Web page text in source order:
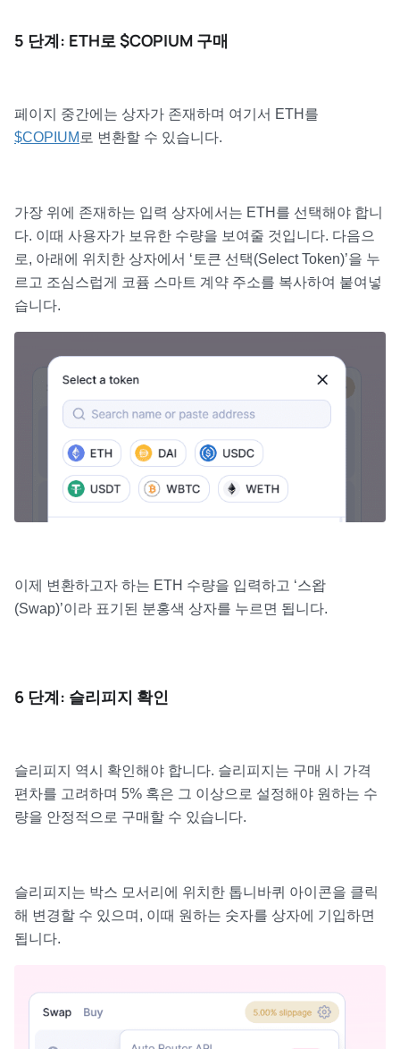
5 단계: ETH로 $COPIUM 구매
페이지 중간에는 상자가 존재하며 여기서 ETH를
$COPIUM 로 변환할 수 있습니다.
가장 위에 존재하는 입력 상자에서는 ETH를 선택해야 합니
다. 이때 사용자가 보유한 수량을 보여줄 것입니다. 다음으
로, 아래에 위치한 상자에서 ‘토큰 선택(Select Token)’을 누
르고 조심스럽게 코퓸 스마트 계약 주소를 복사하여 붙여넣
습니다.
이제 변환하고자 하는 ETH 수량을 입력하고 ‘스왑
(Swap)’이라 표기된 분홍색 상자를 누르면 됩니다.
6 단계: 슬리피지 확인
슬리피지 역시 확인해야 합니다. 슬리피지는 구매 시 가격
편차를 고려하며 5% 혹은 그 이상으로 설정해야 원하는 수
량을 안정적으로 구매할 수 있습니다.
슬리피지는 박스 모서리에 위치한 톱니바퀴 아이콘을 클릭
해 변경할 수 있으며, 이때 원하는 숫자를 상자에 기입하면
됩니다.